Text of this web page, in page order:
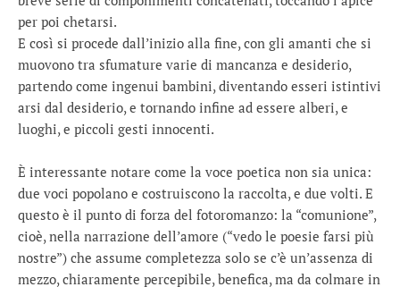
per poi chetarsi.
E così si procede dall’inizio alla fine, con gli amanti che si
muovono tra sfumature varie di mancanza e desiderio,
partendo come ingenui bambini, diventando esseri istintivi
arsi dal desiderio, e tornando infine ad essere alberi, e
luoghi, e piccoli gesti innocenti.
È interessante notare come la voce poetica non sia unica:
due voci popolano e costruiscono la raccolta, e due volti. E
questo è il punto di forza del fotoromanzo: la “comunione”,
cioè, nella narrazione dell’amore (“vedo le poesie farsi più
nostre”) che assume completezza solo se c’è un’assenza di
mezzo, chiaramente percepibile, benefica, ma da colmare in